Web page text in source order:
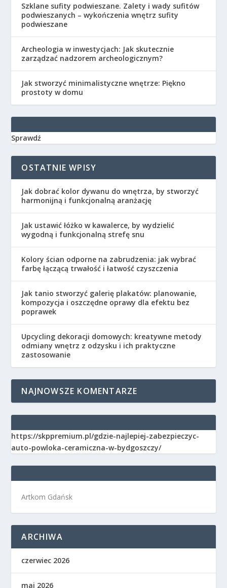
Szklane sufity podwieszane. Zalety i wady sufitów
podwieszanych – wykończenia wnętrz sufity
podwieszane
Archeologia w inwestycjach: Jak skutecznie
zarządzać nadzorem archeologicznym?
Jak stworzyć minimalistyczne wnętrze: Piękno
prostoty w domu
Sprawdź
OSTATNIE WPISY
Jak dobrać kolor dywanu do wnętrza, by stworzyć
harmonijną i funkcjonalną aranżację
Jak ustawić łóżko w kawalerce, by wydzielić
wygodną i funkcjonalną strefę snu
Kolory ścian odporne na zabrudzenia: jak wybrać
farbę łączącą trwałość i łatwość czyszczenia
Jak tanio stworzyć galerię plakatów: planowanie,
kompozycja i oszczędne oprawy dla efektu bez
poprawek
Upcycling dekoracji domowych: kreatywne metody
odmiany wnętrz z odzysku i ich praktyczne
zastosowanie
NAJNOWSZE KOMENTARZE
https://skppremium.pl/gdzie-najlepiej-zabezpieczyc-
auto-powloka-ceramiczna-w-bydgoszczy/
Artkom Gdańsk
ARCHIWA
czerwiec 2026
maj 2026